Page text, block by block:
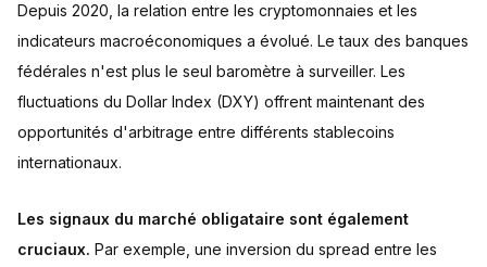
Depuis 2020, la relation entre les cryptomonnaies et les
indicateurs macroéconomiques a évolué. Le taux des banques
fédérales n'est plus le seul baromètre à surveiller. Les
fluctuations du Dollar Index (DXY) offrent maintenant des
opportunités d'arbitrage entre différents stablecoins
internationaux.
Les signaux du marché obligataire sont également
cruciaux. Par exemple, une inversion du spread entre les